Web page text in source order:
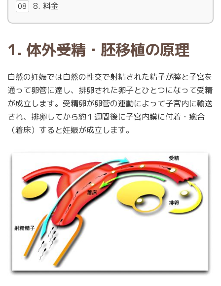
8. 料金
1. 体外受精・胚移植の原理
自然の妊娠では自然の性交で射精された精子が膣と子宮を
通って卵管に達し、排卵された卵子とひとつになって受精
が成立します。受精卵が卵管の運動によって子宮内に輸送
され、排卵してから約１週間後に子宮内膜に付着・癒合
（着床）すると妊娠が成立します。